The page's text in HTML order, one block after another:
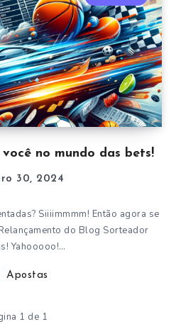
no mundo das bets!
30, 2024
Siiiimmmm! Então agora se
do Blog Sorteador
Yahooooo!…
Apostas
1 de 1